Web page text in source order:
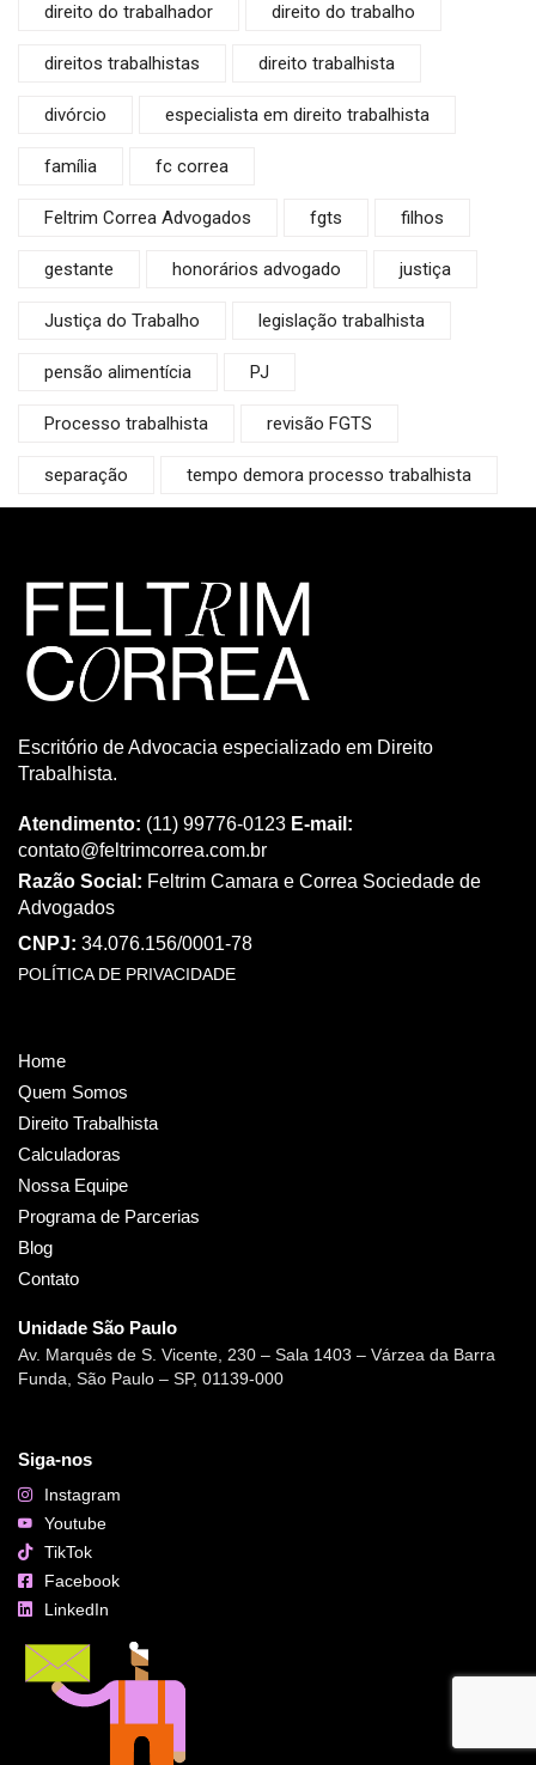
direito do trabalhador direito do trabalho
direitos trabalhistas direito trabalhista
divórcio especialista em direito trabalhista
família fc correa
Feltrim Correa Advogados fgts filhos
gestante honorários advogado justiça
Justiça do Trabalho legislação trabalhista
pensão alimentícia PJ
Processo trabalhista revisão FGTS
separação tempo demora processo trabalhista
Escritório de Advocacia especializado em Direito
Trabalhista.
Atendimento: (11) 99776-0123 E-mail:
contato@feltrimcorrea.com.br
Razão Social: Feltrim Camara e Correa Sociedade de
Advogados
CNPJ: 34.076.156/0001-78
POLÍTICA DE PRIVACIDADE
Home
Quem Somos
Direito Trabalhista
Calculadoras
Nossa Equipe
Programa de Parcerias
Blog
Contato
Unidade São Paulo
Av. Marquês de S. Vicente, 230 – Sala 1403 – Várzea da Barra
Funda, São Paulo – SP, 01139-000
Siga-nos
Instagram
Youtube
TikTok
Facebook
LinkedIn